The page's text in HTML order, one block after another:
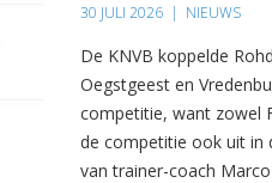
30 JULI 2026 | NIEUWS
De KNVB koppelde
Oegstgeest en
competitie, want zowel
de competitie ook uit in
van trainer-coach